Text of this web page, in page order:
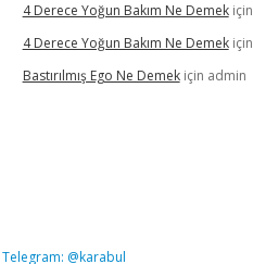
4 Derece Yoğun Bakım Ne Demekiçin
4 Derece Yoğun Bakım Ne Demekiçin
Bastırılmış Ego Ne Demekiçin admin
Telegram: @karabul